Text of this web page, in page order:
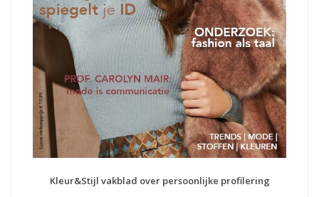
Kleur&Stijl vakblad over persoonlijke profilering